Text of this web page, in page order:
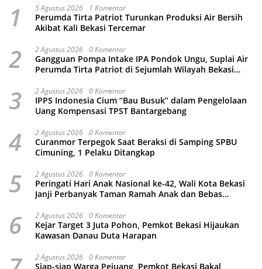
1 5 Agustus 2026 1 Komentar
Perumda Tirta Patriot Turunkan Produksi Air Bersih
Akibat Kali Bekasi Tercemar
2 2 Agustus 2026 0 Komentar
Gangguan Pompa Intake IPA Pondok Ungu, Suplai Air
Perumda Tirta Patriot di Sejumlah Wilayah Bekasi
3 2 Agustus 2026 0 Komentar
IPPS Indonesia Cium “Bau Busuk” dalam Pengelolaan
Uang Kompensasi TPST Bantargebang
4 2 Agustus 2026 0 Komentar
Curanmor Terpegok Saat Beraksi di Samping SPBU
Cimuning, 1 Pelaku Ditangkap
5 2 Agustus 2026 0 Komentar
Peringati Hari Anak Nasional ke-42, Wali Kota Bekasi
Janji Perbanyak Taman Ramah Anak dan Bebas
6 2 Agustus 2026 0 Komentar
Kejar Target 3 Juta Pohon, Pemkot Bekasi Hijaukan
Kawasan Danau Duta Harapan
2 Agustus 2026 0 Komentar
Siap-siap Warga Pejuang, Pemkot Bekasi Bakal